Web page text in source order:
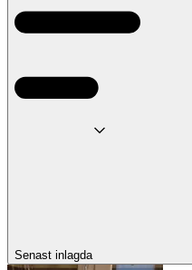
Senast inlagda